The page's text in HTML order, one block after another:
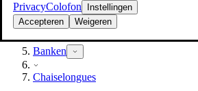
PrivacyColofon
Instellingen
Accepteren
Weigeren
Woonkamer
Banken
Chaiselongues